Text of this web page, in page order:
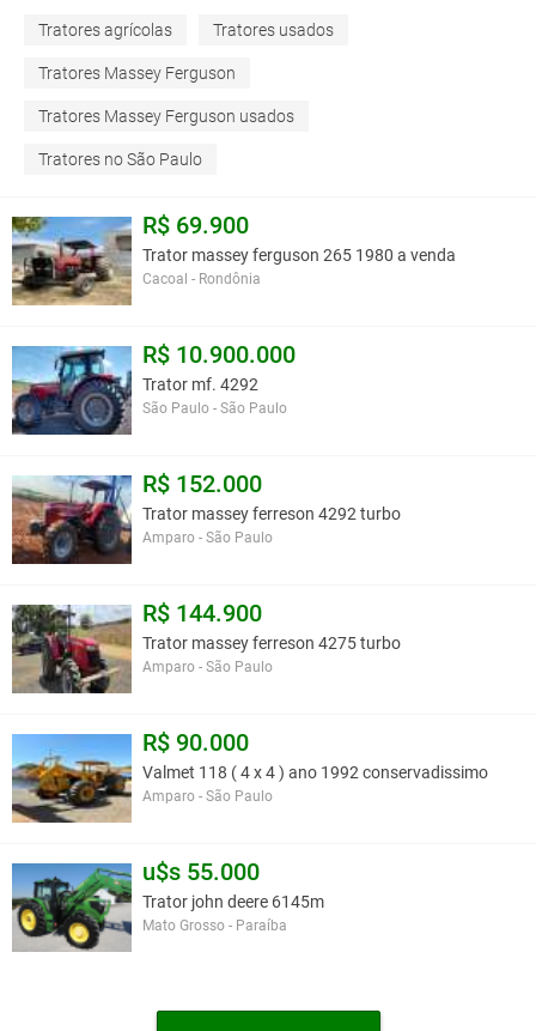
Tratores agrícolas Tratores usados
Tratores Massey Ferguson
Tratores Massey Ferguson usados
Tratores no São Paulo
R$ 69.900
Trator massey ferguson 265 1980 a venda
Cacoal - Rondônia
R$ 10.900.000
Trator mf. 4292
São Paulo - São Paulo
R$ 152.000
Trator massey ferreson 4292 turbo
Amparo - São Paulo
R$ 144.900
Trator massey ferreson 4275 turbo
Amparo - São Paulo
R$ 90.000
Valmet 118 ( 4 x 4 ) ano 1992 conservadissimo
Amparo - São Paulo
u$s 55.000
Trator john deere 6145m
Mato Grosso - Paraíba